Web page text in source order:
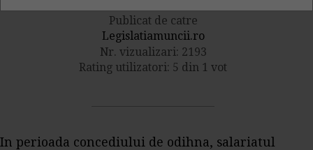
Publicat de catre
Legislatiamuncii.ro
Nr. vizualizari: 2193
Rating utilizatori: 5 din 1 vot
In perioada concediului de odihna, salariatul